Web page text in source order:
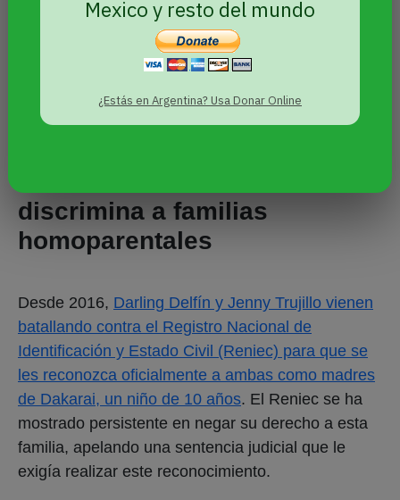
Mexico y resto del mundo
¿Estás en Argentina? Usa Donar Online
discrimina a familias
homoparentales
Desde 2016, Darling Delfín y Jenny Trujillo vienen
batallando contra el Registro Nacional de
Identificación y Estado Civil (Reniec) para que se
les reconozca oficialmente a ambas como madres
de Dakarai, un niño de 10 años. El Reniec se ha
mostrado persistente en negar su derecho a esta
familia, apelando una sentencia judicial que le
exigía realizar este reconocimiento.